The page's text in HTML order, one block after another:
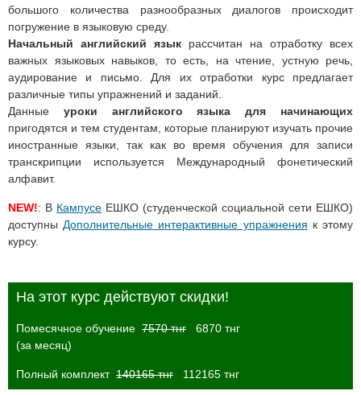
большого количества разнообразных диалогов происходит
погружение в языковую среду.
Начальный английский язык рассчитан на отработку всех
важных языковых навыков, то есть, на чтение, устную речь,
аудирование и письмо. Для их отработки курс предлагает
различные типы упражнений и заданий.
Данные уроки английского языка для начинающих
пригодятся и тем студентам, которые планируют изучать прочие
иностранные языки, так как во время обучения для записи
транскрипции используется Международный фонетический
алфавит.
NEW!: В Кампусе ЕШКО (студенческой социальной сети ЕШКО)
доступны Дополнительные интерактивные упражнения к этому
курсу.
На этот курс действуют скидки!
Помесячное обучение 7570 тнг 6870 тнг
(за месяц)
Полный комплект 140165 тнг 112165 тнг